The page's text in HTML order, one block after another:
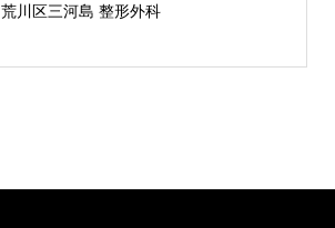
荒川区三河島 整形外科